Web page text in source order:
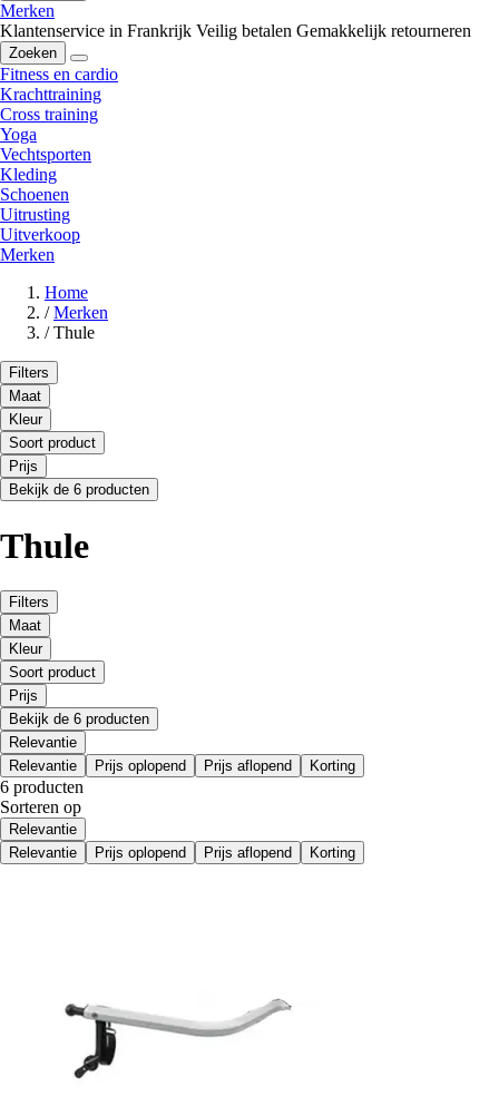
Merken
Klantenservice in Frankrijk Veilig betalen Gemakkelijk retourneren
Zoeken
Fitness en cardio
Krachttraining
Cross training
Yoga
Vechtsporten
Kleding
Schoenen
Uitrusting
Uitverkoop
Merken
Home
/ Merken
/ Thule
Filters
Maat
Kleur
Soort product
Prijs
Bekijk de 6 producten
Thule
Filters
Maat
Kleur
Soort product
Prijs
Bekijk de 6 producten
Relevantie
Relevantie
Prijs oplopend Prijs aflopend Korting
6 producten
Sorteren op
Relevantie
Relevantie
Prijs oplopend Prijs aflopend Korting